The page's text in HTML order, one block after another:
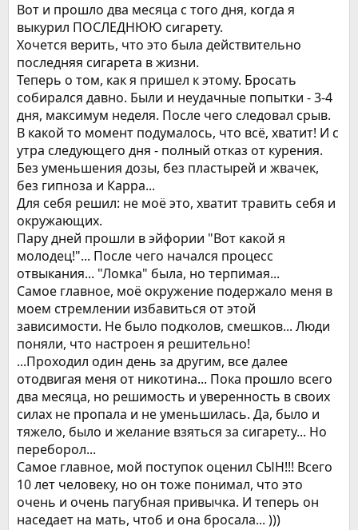
Вот и прошло два месяца с того дня, когда я
выкурил ПОСЛЕДНЮЮ сигарету.
Хочется верить, что это была действительно
последняя сигарета в жизни.
Теперь о том, как я пришел к этому. Бросать
собирался давно. Были и неудачные попытки - 3-4
дня, максимум неделя. После чего следовал срыв.
В какой то момент подумалось, что всё, хватит! И с
утра следующего дня - полный отказ от курения.
Без уменьшения дозы, без пластырей и жвачек,
без гипноза и Карра...
Для себя решил: не моё это, хватит травить себя и
окружающих.
Пару дней прошли в эйфории "Вот какой я
молодец!"... После чего начался процесс
отвыкания... "Ломка" была, но терпимая...
Самое главное, моё окружение подержало меня в
моем стремлении избавиться от этой
зависимости. Не было подколов, смешков... Люди
поняли, что настроен я решительно!
...Проходил один день за другим, все далее
отодвигая меня от никотина... Пока прошло всего
два месяца, но решимость и уверенность в своих
силах не пропала и не уменьшилась. Да, было и
тяжело, было и желание взяться за сигарету... Но
переборол...
Самое главное, мой поступок оценил СЫН!!! Всего
10 лет человеку, но он тоже понимал, что это
очень и очень пагубная привычка. И теперь он
наседает на мать, чтоб и она бросала... )))